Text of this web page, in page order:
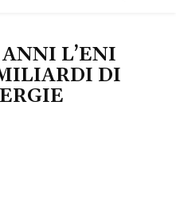
L’ENI
DI